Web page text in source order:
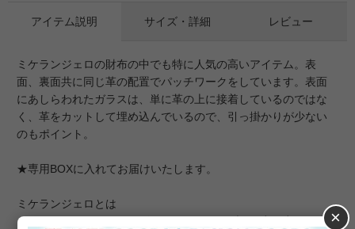
アイテム説明
ミケランジェロの財布の中でも特に人気の高いアイテム。表
面、裏面共に同じ革の配置でパッチワークをしています。表面
にあしらわれたガラスは、単に革の上に接着しているのではな
く、革をカットして埋め込んでいるので、引っ掛かりが少ない
のもポイント。
★専用BOXに入れてお届けいたします。
ミケランジェロとは
こだわりのイタリアンレザーをデコラティブに一点一点ハンド
サイズ・詳細 レビュー
×